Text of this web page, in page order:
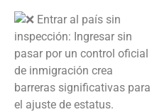
Entrar al país sin
inspección: Ingresar sin
pasar por un control oficial
de inmigración crea
barreras significativas para
el ajuste de estatus.